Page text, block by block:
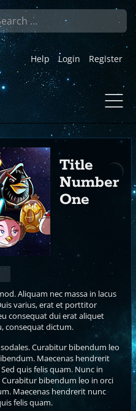
Help Login Register
Title
Number
One
Aliquam nec massa in lacus
varius, erat et porttitor
consequat dui erat aliquet
consequat dictum.
Curabitur bibendum leo
Maecenas hendrerit
quis felis quam. Nunc in
Curabitur bibendum leo in orci
Maecenas hendrerit nunc
felis quam.